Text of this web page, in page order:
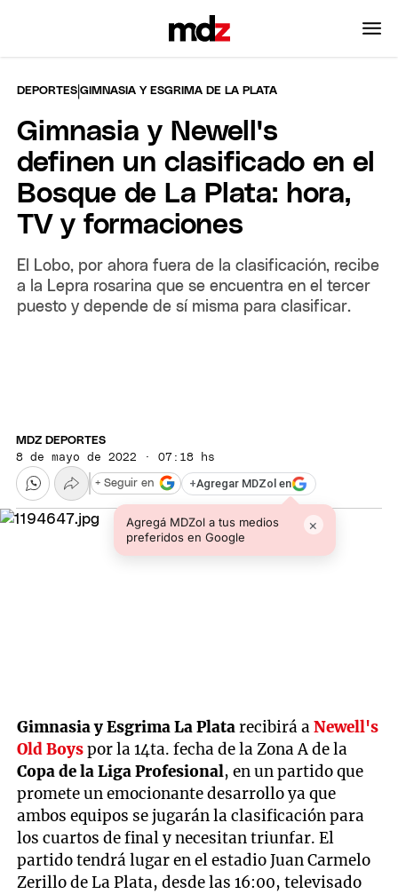
DEPORTES |GIMNASIA Y ESGRIMA DE LA PLATA
Gimnasia y Newell's
definen un clasificado en el
Bosque de La Plata: hora,
TV y formaciones
El Lobo, por ahora fuera de la clasificación, recibe
a la Lepra rosarina que se encuentra en el tercer
puesto y depende de sí misma para clasificar.
MDZ DEPORTES
8 de mayo de 2022 · 07:18 hs
+Agregar MDZol en
Agregá MDZol a tus medios
preferidos en Google
×
+ Seguir en
Gimnasia y Esgrima La Platarecibirá aNewell's
Old Boyspor la 14ta. fecha de la Zona A de la
Copa de la Liga Profesional, en un partido que
promete un emocionante desarrollo ya que
ambos equipos se jugarán la clasificación para
los cuartos de final y necesitan triunfar. El
partido tendrá lugar en el estadio Juan Carmelo
Zerillo de La Plata, desde las 16:00, televisado